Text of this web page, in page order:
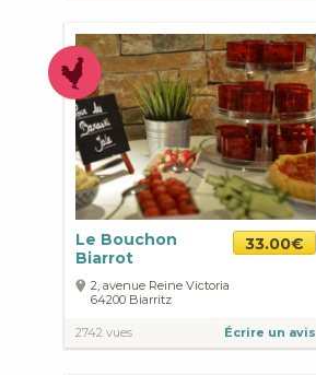
Le Bouchon
Biarrot
33.00€
2, avenue Reine Victoria
64200 Biarritz
2742 vues Écrire un avis